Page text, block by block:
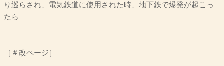
り巡らされ、電気鉄道に使用された時、地下鉄で爆発が起こっ
たら
［＃改ページ］